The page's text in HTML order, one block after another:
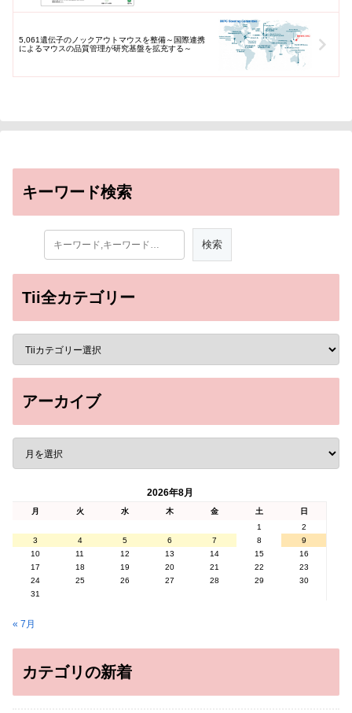
5,061遺伝子のノックアウトマウスを整備～国際連携
によるマウスの品質管理が研究基盤を拡充する～
キーワード検索
Tii全カテゴリー
アーカイブ
2026年8月
月 火 水 木 金 土
日
1
2
3
4 5 6 7 8
9
10
11 12 13 14 15
16
17
18 19 20 21 22
23
24
25 26 27 28 29
30
31
« 7月
カテゴリの新着